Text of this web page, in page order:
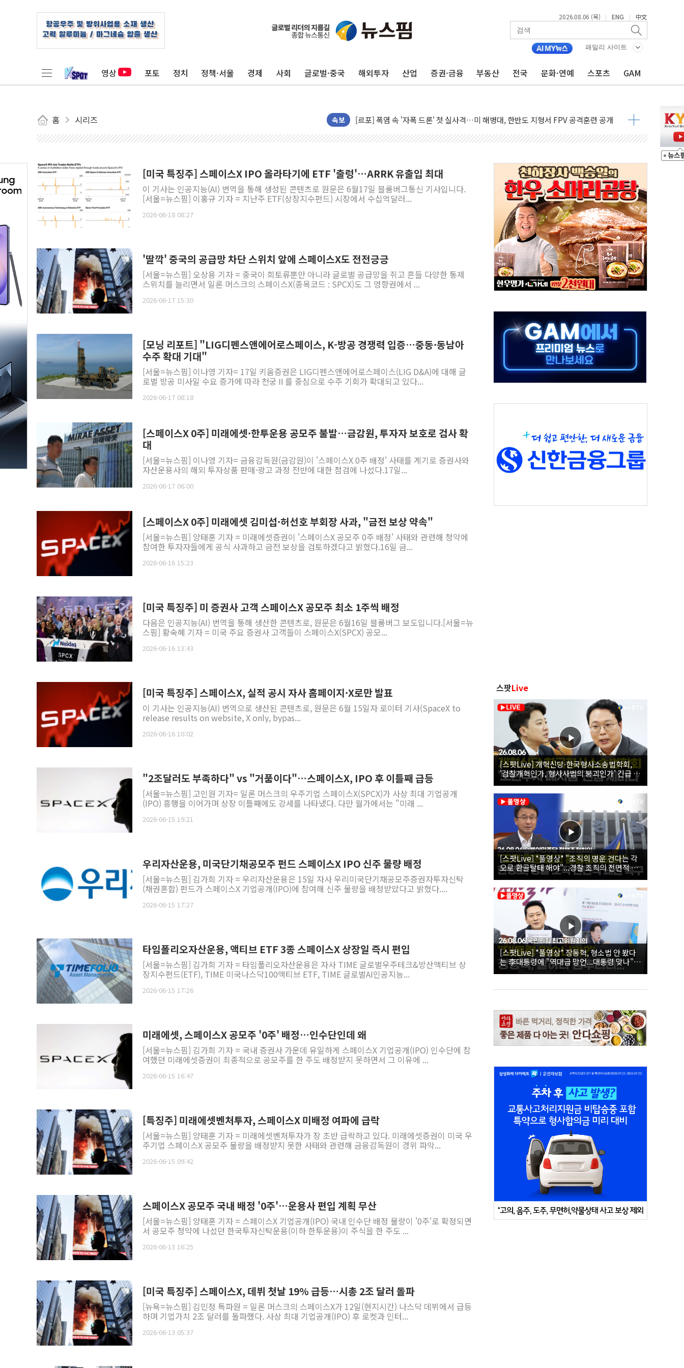
2026.08.06 (목) | ENG | 中文
패밀리 사이트
영상 포토 정치 정책·서울 경제 사회 글로벌·중국 해외투자 산업 증권·금융 부동산 전국 문화·연예 스포츠 GAM
홈 시리즈 속보
[AI 카드뉴스] 어린이집·유치원 비상! 수족구병이 다시 유행합니다.
운수업·기업활동 '원스톱'으로...데이터처, 기업 3만1000곳 경제통계조사
공정위 "국고채 PD 15곳, 관행 아닌 담합…76조2000억 입찰 영향"
중소기업 기술자료 중국 계열사에 넘긴 세라젬…공정위 과징금 4억3200만원
국표원, 해외직구 물놀이기구·유아용품 등 94개 제품 안전기준 '부적합'
쉐이크쉑, 남양주 현대아울렛에 '다산점' 열어
부모가 정부24에서 자녀 출입국증명서 발급…7일부터 온라인 대리 신청 가능
소방청, 전국 시·도 구급과장 회의…중증환자 이송체계 전국 확대 점검
'달라진 임신·출산·육아 지원 한눈에'…인사처, 공무원 인사제도 안내서 발간
정부혁신 우수사례 세계에 알린다…식약처 AI 심사·소방청 119안심콜 영문 영상 제작
정청래 "2차 TV토론으로 게임 끝…김민석, 신천지 허위신고에 배신 사과 안 해"
윤상현, 사관학교 통합 비판…"국방개혁은 정치적 감정 따라 추진해선 안 돼"
펄어비스, 붉은사막 영상 콘테스트 '비욘드 디 어비스' 수상작 발표
[K메이커] 코셔에서 할랄까지…대상, 종가가 넘은 건 국경 아닌 '식문화 장벽'
[특징주] 비철금속 업종 11% 급등…구리 가격 상승 전망 부각
흥국자산운용, 코스닥 성장주 담은 채권혼합 펀드 2종 출시
외국인 돌아왔지만 …'삼전·하이닉스'는 사고 급등주는 팔았다
[미국 특징주] 스페이스X IPO 올라타기에 ETF '출렁'…ARRK 유출입 최대
이 기사는 인공지능(AI) 번역을 통해 생성된 콘텐츠로 원문은 6월17일 블룸버그통신 기사입니다.
[서울=뉴스핌] 이홍규 기자 = 지난주 ETF(상장지수펀드) 시장에서 수십억달러...
2026-06-18 08:27
'딸깍' 중국의 공급망 차단 스위치 앞에 스페이스X도 전전긍긍
[서울=뉴스핌] 오상용 기자 = 중국이 희토류뿐만 아니라 글로벌 공급망을 쥐고 흔들 다양한 통제
스위치를 늘리면서 일론 머스크의 스페이스X(종목코드 : SPCX)도 그 영향권에서 ...
2026-06-17 15:30
[모닝 리포트] "LIG디펜스앤에어로스페이스, K-방공 경쟁력 입증…중동·동남아
수주 확대 기대"
[서울=뉴스핌] 이나영 기자= 17일 키움증권은 LIG디펜스앤에어로스페이스(LIG D&A)에 대해 글
로벌 방공 미사일 수요 증가에 따라 천궁Ⅱ를 중심으로 수주 기회가 확대되고 있다...
2026-06-17 08:18
[스페이스X 0주] 미래에셋·한투운용 공모주 불발…금감원, 투자자 보호로 검사 확
대
[서울=뉴스핌] 이나영 기자= 금융감독원(금감원)이 '스페이스X 0주 배정' 사태를 계기로 증권사와
자산운용사의 해외 투자상품 판매·광고 과정 전반에 대한 점검에 나섰다.17일...
2026-06-17 06:00
[스페이스X 0주] 미래에셋 김미섭·허선호 부회장 사과, "금전 보상 약속"
[서울=뉴스핌] 양태훈 기자 = 미래에셋증권이 '스페이스X 공모주 0주 배정' 사태와 관련해 청약에
참여한 투자자들에게 공식 사과하고 금전 보상을 검토하겠다고 밝혔다.16일 금...
2026-06-16 15:23
[미국 특징주] 미 증권사 고객 스페이스X 공모주 최소 1주씩 배정
다음은 인공지능(AI) 번역을 통해 생산한 콘텐츠로, 원문은 6월16일 블룸버그 보도입니다.[서울=뉴
스핌] 황숙혜 기자 = 미국 주요 증권사 고객들이 스페이스X(SPCX) 공모...
2026-06-16 13:43
[미국 특징주] 스페이스X, 실적 공시 자사 홈페이지·X로만 발표
이 기사는 인공지능(AI) 번역으로 생산된 콘텐츠로, 원문은 6월 15일자 로이터 기사(SpaceX to
release results on website, X only, bypas...
2026-06-16 10:02
"2조달러도 부족하다" vs "거품이다"…스페이스X, IPO 후 이틀째 급등
[서울=뉴스핌] 고인원 기자= 일론 머스크의 우주기업 스페이스X(SPCX)가 사상 최대 기업공개
(IPO) 흥행을 이어가며 상장 이틀째에도 강세를 나타냈다. 다만 월가에서는 "미래 ...
2026-06-15 19:21
우리자산운용, 미국단기채공모주 펀드 스페이스X IPO 신주 물량 배정
[서울=뉴스핌] 김가희 기자 = 우리자산운용은 15일 자사 우리미국단기채공모주증권자투자신탁
(채권혼합) 펀드가 스페이스X 기업공개(IPO)에 참여해 신주 물량을 배정받았다고 밝혔다....
2026-06-15 17:27
타임폴리오자산운용, 액티브 ETF 3종 스페이스X 상장일 즉시 편입
[서울=뉴스핌] 김가희 기자 = 타임폴리오자산운용은 자사 TIME 글로벌우주테크&방산액티브 상
장지수펀드(ETF), TIME 미국나스닥100액티브 ETF, TIME 글로벌AI인공지능...
2026-06-15 17:26
미래에셋, 스페이스X 공모주 '0주' 배정…인수단인데 왜
[서울=뉴스핌] 김가희 기자 = 국내 증권사 가운데 유일하게 스페이스X 기업공개(IPO) 인수단에 참
여했던 미래에셋증권이 최종적으로 공모주를 한 주도 배정받지 못하면서 그 이유에 ...
2026-06-15 16:47
[특징주] 미래에셋벤처투자, 스페이스X 미배정 여파에 급락
[서울=뉴스핌] 양태훈 기자 = 미래에셋벤처투자가 장 초반 급락하고 있다. 미래에셋증권이 미국 우
주기업 스페이스X 공모주 물량을 배정받지 못한 사태와 관련해 금융감독원이 경위 파악...
2026-06-15 09:42
스페이스X 공모주 국내 배정 '0주'…운용사 편입 계획 무산
[서울=뉴스핌] 양태훈 기자 = 스페이스X 기업공개(IPO) 국내 인수단 배정 물량이 '0주'로 확정되면
서 공모주 청약에 나섰던 한국투자신탁운용(이하 한투운용)이 주식을 한 주도 ...
2026-06-13 16:25
[미국 특징주] 스페이스X, 데뷔 첫날 19% 급등…시총 2조 달러 돌파
[뉴욕=뉴스핌] 김민정 특파원 = 일론 머스크의 스페이스X가 12일(현지시간) 나스닥 데뷔에서 급등
하며 기업가치 2조 달러를 돌파했다. 사상 최대 기업공개(IPO) 후 로켓과 인터...
2026-06-13 05:37
스팟Live
[스팟Live] 개혁신당·한국형사소송법학회,
'검찰개혁인가, 형사사법의 붕괴인가' 긴급 세
미나｜26.08.06
[스팟Live] *풀영상* "조직의 명운 건다는 각
오로 환골탈태 해야"...경찰 조직의 전면적 쇄
신 촉구한 한병도 | 26.08.06 더불어민주당 정
책조정회의
[스팟Live] *풀영상* 장동혁, 형소법 안 봤다
는 李대통령에 "역대급 망언...대통령 맞나"｜
26.08.06 국민의힘 최고위원회의